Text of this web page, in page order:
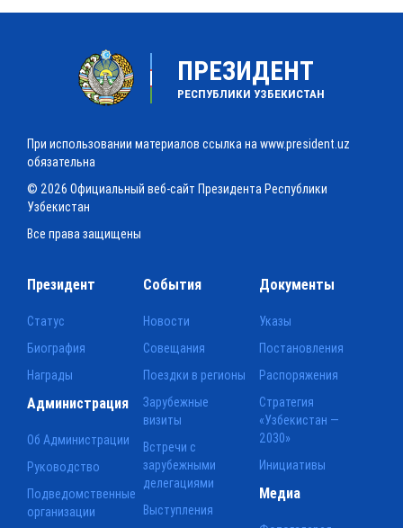
ПРЕЗИДЕНТ
РЕСПУБЛИКИ УЗБЕКИСТАН
При использовании материалов ссылка на www.president.uz
обязательна
© 2026 Официальный веб-сайт Президента Республики
Узбекистан
Все права защищены
Президент
Статус
Биография
Награды
События
Новости
Совещания
Поездки в регионы
Зарубежные
визиты
Встречи с
зарубежными
делегациями
Выступления
Документы
Указы
Постановления
Распоряжения
Стратегия
«Узбекистан —
2030»
Инициативы
Администрация
Об Администрации
Руководство
Подведомственные
организации
Медиа